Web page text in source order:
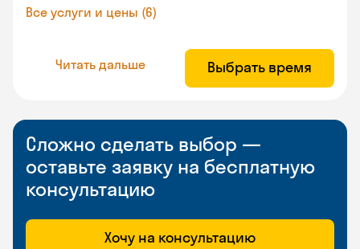
Все услуги и цены (6)
Читать дальше Выбрать время
Сложно сделать выбор —
оставьте заявку на бесплатную
консультацию
Хочу на консультацию